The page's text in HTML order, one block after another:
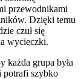
przewodnikami
Dzięki temu
czuł się
wycieczki.
każda grupa była
potrafi szybko